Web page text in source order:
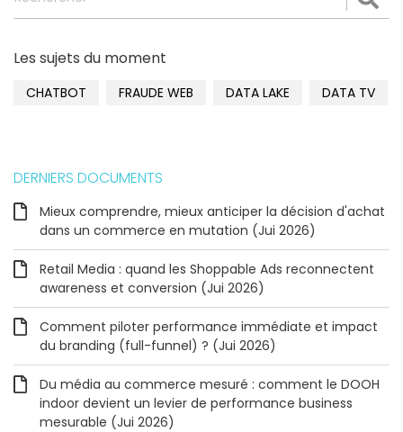
Les sujets du moment
CHATBOT FRAUDE WEB DATA LAKE DATA TV
DERNIERS DOCUMENTS
Mieux comprendre, mieux anticiper la décision d'achat
dans un commerce en mutation (Jui 2026)
Retail Media : quand les Shoppable Ads reconnectent
awareness et conversion (Jui 2026)
Comment piloter performance immédiate et impact
du branding (full-funnel) ? (Jui 2026)
Du média au commerce mesuré : comment le DOOH
indoor devient un levier de performance business
mesurable (Jui 2026)